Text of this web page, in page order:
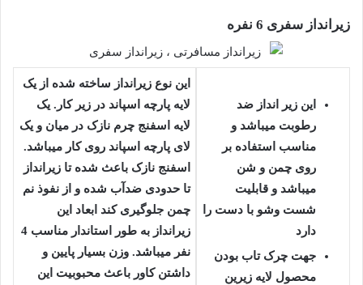
زیرانداز سفری 6 نفره
این زیر انداز ضد
رطوبت میباشد و
مناسب استفاده بر
روی چمن و شن
میباشد و قابلیت
شست وشو با دست را
دارد
جهت چرک تاب بودن
محصول لایه زیرین
این نوع زیرانداز ساخته شده از یک
لایه پارچه اسپاند در زیر کار. یک
لایه اسفنج چرم نازک در میان و یک
لای پارچه اسپاند روی کار میباشد.
اسفنج نازک باعث شده تا زیرانداز
تا حدودی ضدآب شده و از نفوذ نم
چمن جلوگیری کند ابعاد این
زیرانداز به طور استاندار مناسب 4
نفر میباشد. وزن بسیار پایین و
داشتن کاور باعث محبوبیت این